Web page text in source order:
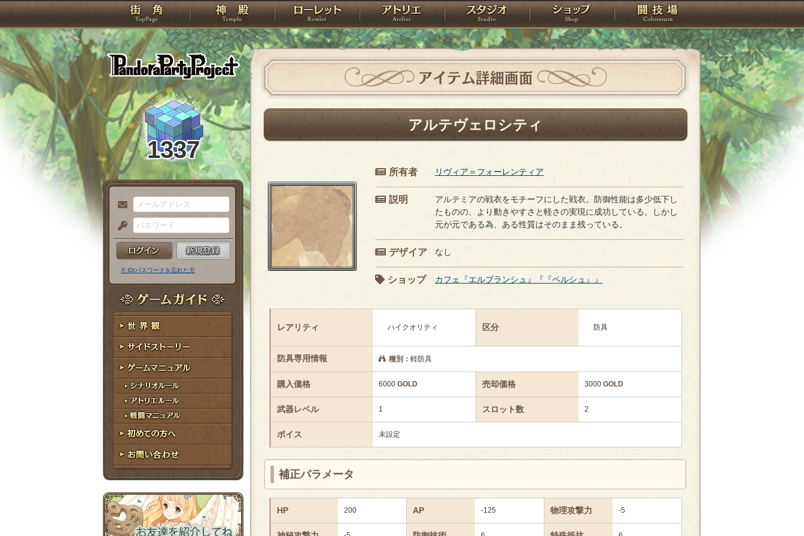
PandoraPartyProject
TOP 神殿 ローレット アトリエ スタジオ ショップ 闘技場
1337
メ
ー
ル
ア
ド
レ
ス
パ
ス
ー
ド
※ ID/パスワードを忘れた方
ゲームガイド
世界観
サイドストーリー
ゲームマニュアル
シナリオルール
アトリエルール
戦闘マニュアル
初めての方へ
お問い合わせ
アイテム詳細画面
アルテヴェロシティ
所有者 リヴィア＝フォーレンティア
説明
アルテミアの戦衣をモチーフにした戦衣。防御性能は多少低下し
たものの、より動きやすさと軽さの実現に成功している。しかし
元が元である為、ある性質はそのまま残っている。
デザイア なし
ショップ カフェ『エルブランシュ』『『ペルシュ』』
レアリティ ハイクオリティ 区分 防具
防具専用情報 種別： 軽防具
購入価格 6000 GOLD 売却価格 3000 GOLD
武器レベル 1 スロット数 2
ボイス 未設定
補正パラメータ
HP 200 AP -125 物理攻撃力 -5